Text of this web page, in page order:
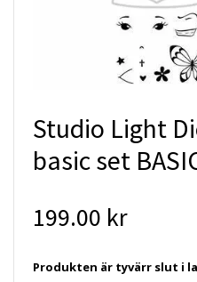
Studio Light
basic set
199.00 kr
Produkten är tyvärr slut i